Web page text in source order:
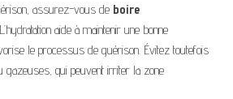
assurez-vous de boire
aide à maintenir une bonne
le processus de guérison. Évitez toutefois
gazeuses, qui peuvent irriter la zone